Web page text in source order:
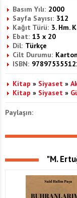
Basım Yılı: 2000
Sayfa Sayısı: 312
Kağıt Türü: 3. Hm.
Ebat: 13 x 20
Dil: Türkçe
Cilt Durumu:
ISBN:
Kitap » Siyaset »
Kitap » Siyaset »
Paylaşın:
"M.